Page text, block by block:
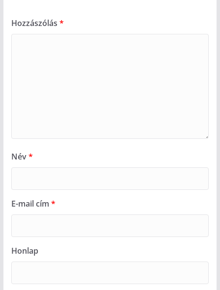
Hozzászólás *
Név*
E-mail cím *
Honlap